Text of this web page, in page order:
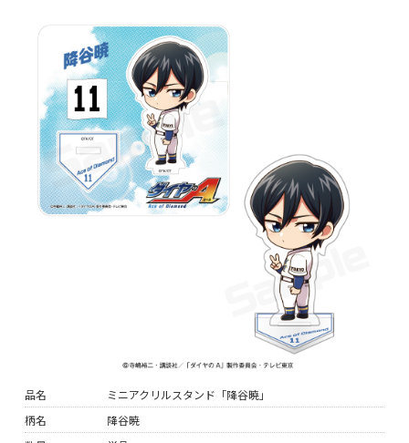
品名
ミニアクリルスタンド「降谷暁」
柄名
降谷暁